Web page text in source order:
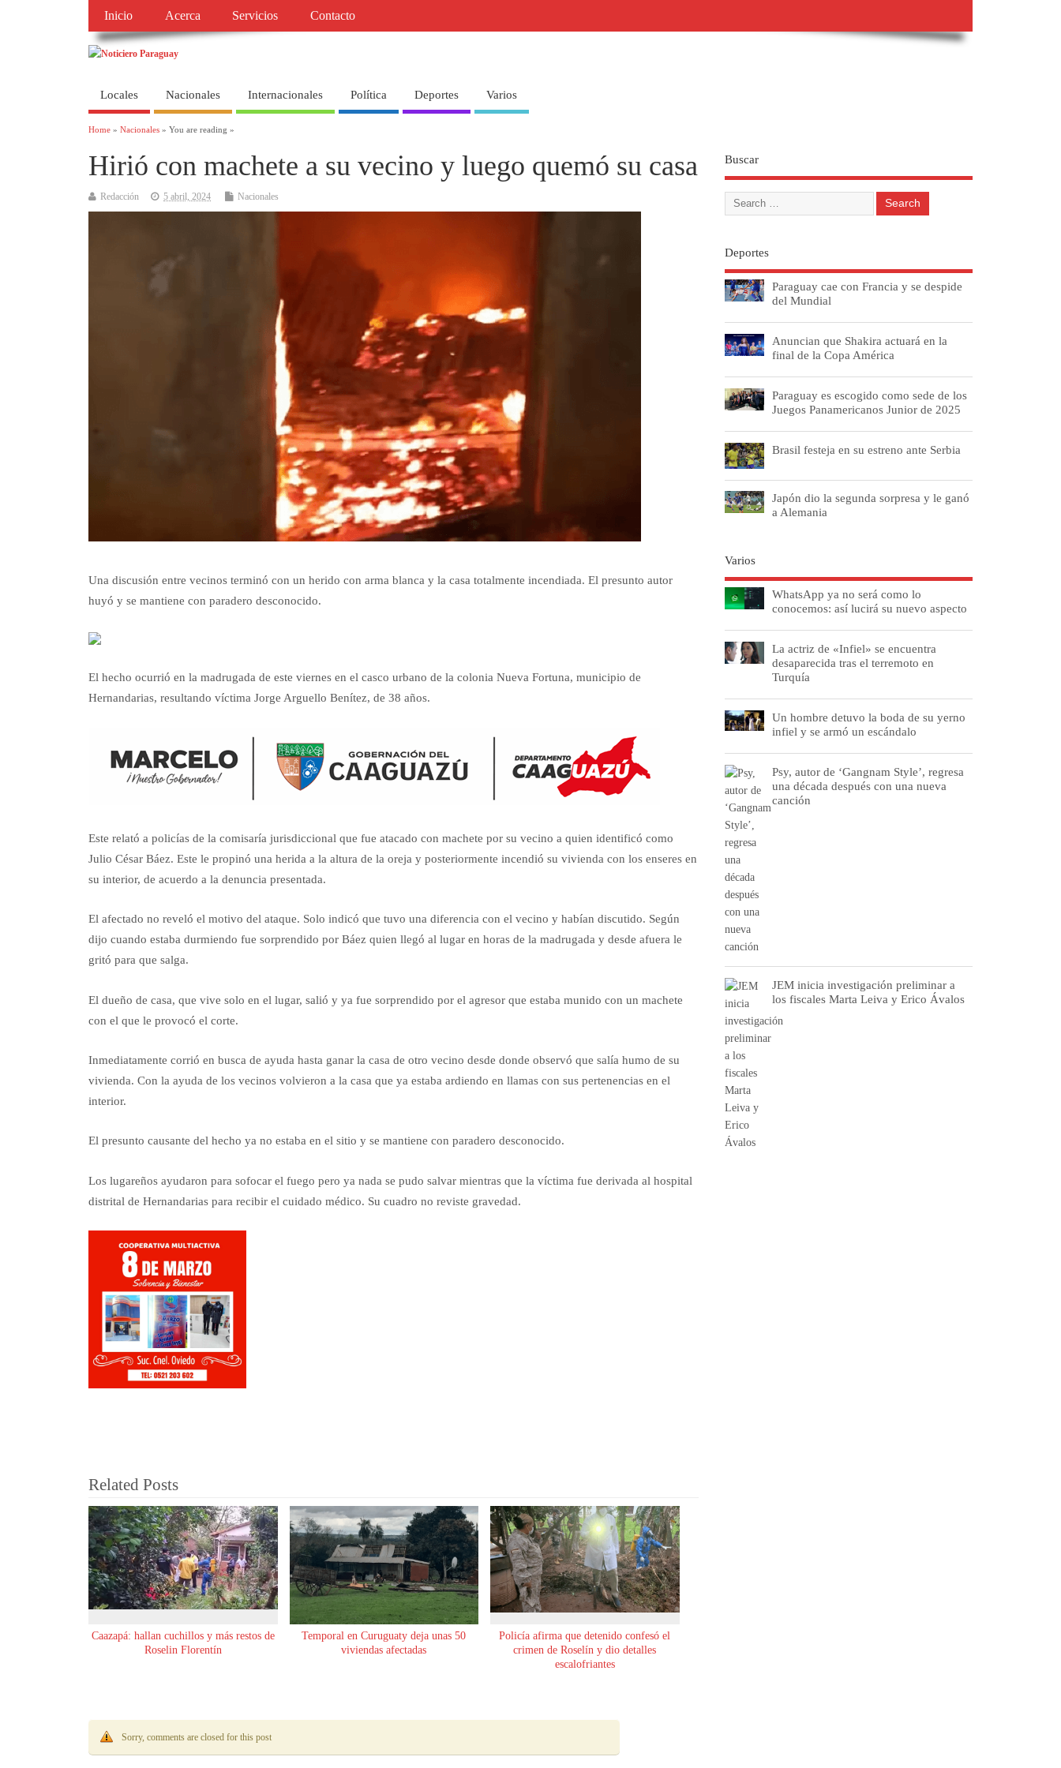
Inicio Acerca Servicios Contacto
Locales Nacionales Internacionales Política Deportes Varios
Home » Nacionales » You are reading »
Hirió con machete a su vecino y luego quemó su casa
Redacción 5 abril, 2024 Nacionales
Una discusión entre vecinos terminó con un herido con arma blanca y la casa totalmente incendiada. El presunto autor
huyó y se mantiene con paradero desconocido.
El hecho ocurrió en la madrugada de este viernes en el casco urbano de la colonia Nueva Fortuna, municipio de
Hernandarias, resultando víctima Jorge Arguello Benítez, de 38 años.
Este relató a policías de la comisaría jurisdiccional que fue atacado con machete por su vecino a quien identificó como
Julio César Báez. Este le propinó una herida a la altura de la oreja y posteriormente incendió su vivienda con los enseres en
su interior, de acuerdo a la denuncia presentada.
El afectado no reveló el motivo del ataque. Solo indicó que tuvo una diferencia con el vecino y habían discutido. Según
dijo cuando estaba durmiendo fue sorprendido por Báez quien llegó al lugar en horas de la madrugada y desde afuera le
gritó para que salga.
El dueño de casa, que vive solo en el lugar, salió y ya fue sorprendido por el agresor que estaba munido con un machete
con el que le provocó el corte.
Inmediatamente corrió en busca de ayuda hasta ganar la casa de otro vecino desde donde observó que salía humo de su
vivienda. Con la ayuda de los vecinos volvieron a la casa que ya estaba ardiendo en llamas con sus pertenencias en el
interior.
El presunto causante del hecho ya no estaba en el sitio y se mantiene con paradero desconocido.
Los lugareños ayudaron para sofocar el fuego pero ya nada se pudo salvar mientras que la víctima fue derivada al hospital
distrital de Hernandarias para recibir el cuidado médico. Su cuadro no reviste gravedad.
Related Posts
Caazapá: hallan cuchillos y más restos de
Roselin Florentín
Temporal en Curuguaty deja unas 50
viviendas afectadas
Policía afirma que detenido confesó el
crimen de Roselín y dio detalles
escalofriantes
Sorry, comments are closed for this post
Buscar
Deportes
Paraguay cae con Francia y se despide
del Mundial
Anuncian que Shakira actuará en la
final de la Copa América
Paraguay es escogido como sede de los
Juegos Panamericanos Junior de 2025
Brasil festeja en su estreno ante Serbia
Japón dio la segunda sorpresa y le ganó
a Alemania
Varios
WhatsApp ya no será como lo
conocemos: así lucirá su nuevo aspecto
La actriz de «Infiel» se encuentra
desaparecida tras el terremoto en
Turquía
Un hombre detuvo la boda de su yerno
infiel y se armó un escándalo
Psy, autor de ‘Gangnam Style’, regresa
una década después con una nueva
canción
JEM inicia investigación preliminar a
los fiscales Marta Leiva y Erico Ávalos